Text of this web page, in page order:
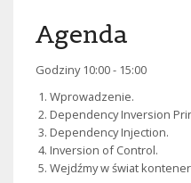
Agenda
Godziny 10:00 - 15:00
Wprowadzenie.
Dependency Inversion
Dependency Injection.
Inversion of Control.
Wejdźmy w świat